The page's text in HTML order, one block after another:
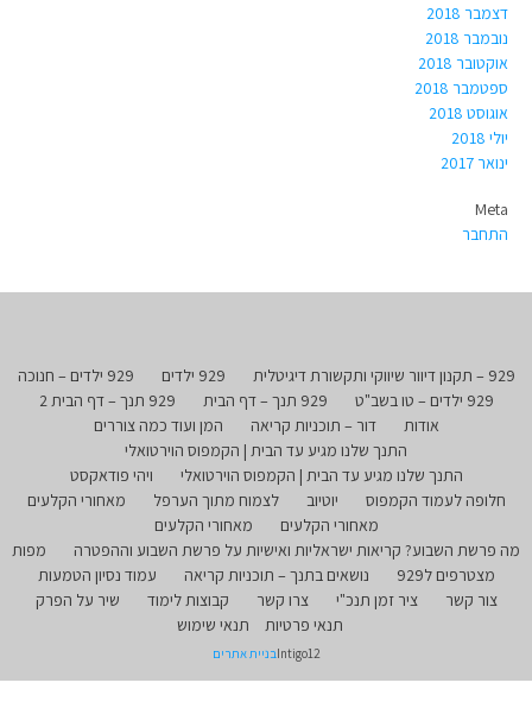
דצמבר 2018
נובמבר 2018
אוקטובר 2018
ספטמבר 2018
אוגוסט 2018
יולי 2018
ינואר 2017
Meta
התחבר
929 – תקנון דיוור שיווקי ותקשורת דיגיטלית 929 ילדים
929 ילדים – חנוכה
929 ילדים – טו בשב"ט
929 תנך – דף הבית
929 תנך – דף הבית 2
אודות
דור – תוכניות קריאה
המן ועוד כמה צוררים
התנך שלנו מגיע עד הבית | הקמפוס הוירטואלי
התנך שלנו מגיע עד הבית | הקמפוס הוירטואלי
ויהי פודאקסט
חלופה לעמוד הקמפוס
יוטיוב לצמוח מתוך הערפל
מאחורי הקלעים
מאחורי הקלעים
מאחורי הקלעים
מה פרשת השבוע? קריאות ישראליות ואישיות על פרשת השבוע וההפטרה
מפות
מצטרפים ל929
נושאים בתנך – תוכניות קריאה
עמוד נסיון הטמעות
צור קשר
ציר זמן תנכ"י צרו קשר קבוצות לימוד
שיר על הפרק
תנאי פרטיות
תנאי שימוש
Intigo12בניית אתרים